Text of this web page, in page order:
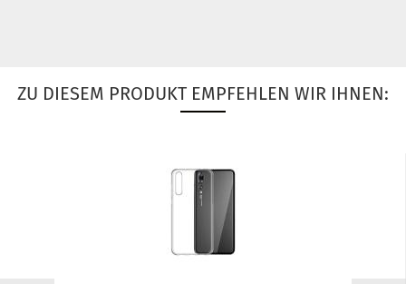
ZU DIESEM PRODUKT EMPFEHLEN WIR IHNEN: